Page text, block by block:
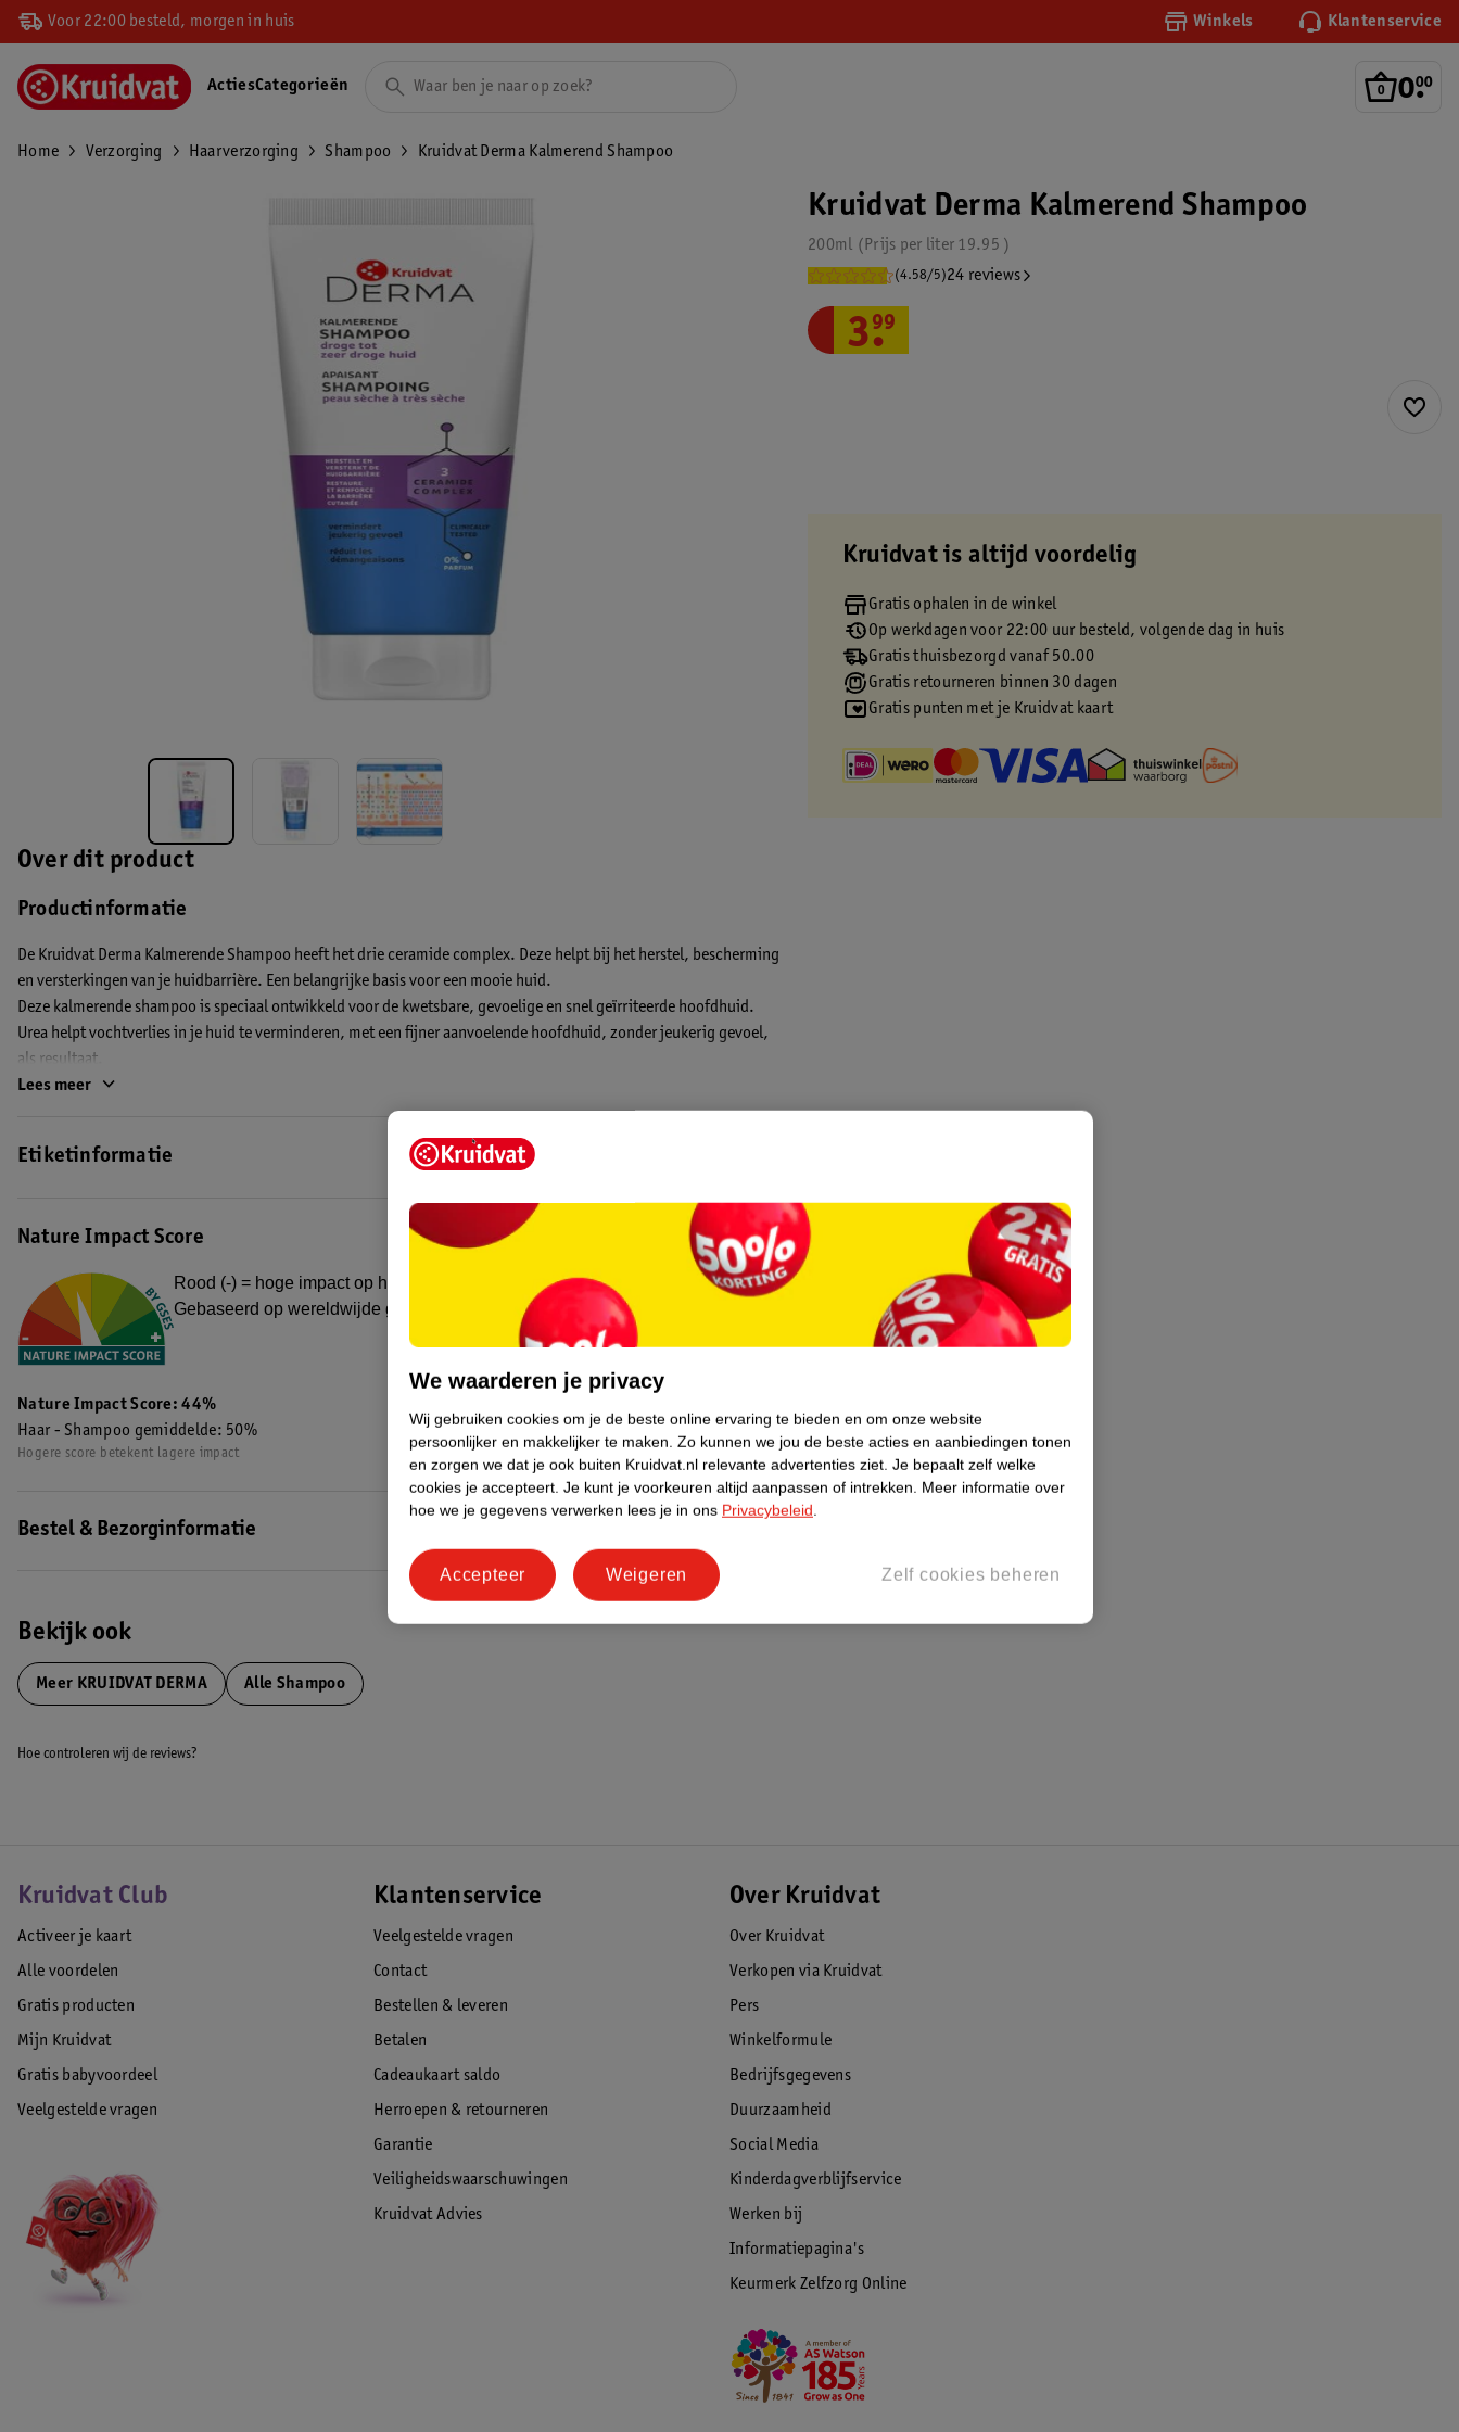
Voor 22:00 besteld, morgen in huis Winkels Klantenservice
0.
00
ActiesCategorieën
Home Verzorging Haarverzorging Shampoo Kruidvat Derma Kalmerend Shampoo
Over dit product
Productinformatie
De Kruidvat Derma Kalmerende Shampoo heeft het drie ceramide complex. Deze helpt bij het herstel, bescherming
en versterkingen van je huidbarrière. Een belangrijke basis voor een mooie huid.
Deze kalmerende shampoo is speciaal ontwikkeld voor de kwetsbare, gevoelige en snel geïrriteerde hoofdhuid.
Urea helpt vochtverlies in je huid te verminderen, met een fijner aanvoelende hoofdhuid, zonder jeukerig gevoel,
als resultaat.
Hoe gebruik je de Kruidvat Derma Kalmerende Shampoo?
Masseer het in vochtig haar en spoel het daarna grondig uit met water. De shampoo is geschikt voor dagelijks
gebruik.
Lees meer
Etiketinformatie
Nature Impact Score
Rood (-) = hoge impact op het milieu. Groen (+) = lage impact op het milieu.
Gebaseerd op wereldwijde gemiddelden.
Nature Impact Score: 44%
Haar - Shampoo gemiddelde: 50%
Hogere score betekent lagere impact
Bestel & Bezorginformatie
Bekijk ook
Meer KRUIDVAT DERMA Alle Shampoo
Kruidvat Derma Kalmerend Shampoo
200ml 19.95
Prijs per liter
(4.58/5)24 reviews
3.
99
Kruidvat is altijd voordelig
Gratis ophalen in de winkel
Op werkdagen voor 22:00 uur besteld, volgende dag in huis
Gratis thuisbezorgd vanaf 50.00
Gratis retourneren binnen 30 dagen
Gratis punten met je Kruidvat kaart
Hoe controleren wij de reviews?
Kruidvat Club
Activeer je kaart
Alle voordelen
Gratis producten
Mijn Kruidvat
Gratis babyvoordeel
Veelgestelde vragen
Klantenservice
Veelgestelde vragen
Contact
Bestellen & leveren
Betalen
Cadeaukaart saldo
Herroepen & retourneren
Garantie
Veiligheidswaarschuwingen
Kruidvat Advies
Over Kruidvat
Over Kruidvat
Verkopen via Kruidvat
Pers
Winkelformule
Bedrijfsgegevens
Duurzaamheid
Social Media
Kinderdagverblijfservice
Werken bij
Informatiepagina's
Keurmerk Zelfzorg Online
We waarderen je privacy
Wij gebruiken cookies om je de beste online ervaring te bieden en om onze website
persoonlijker en makkelijker te maken. Zo kunnen we jou de beste acties en aanbiedingen tonen
en zorgen we dat je ook buiten Kruidvat.nl relevante advertenties ziet. Je bepaalt zelf welke
cookies je accepteert. Je kunt je voorkeuren altijd aanpassen of intrekken. Meer informatie over
hoe we je gegevens verwerken lees je in ons Privacybeleid.
Zelf cookies beheren
Weigeren
Accepteer